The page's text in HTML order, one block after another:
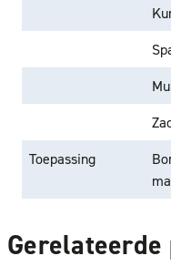
Toepassing